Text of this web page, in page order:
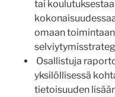
tai
omaan
Osallistuja
yksilöllisessä
tietoisuuden